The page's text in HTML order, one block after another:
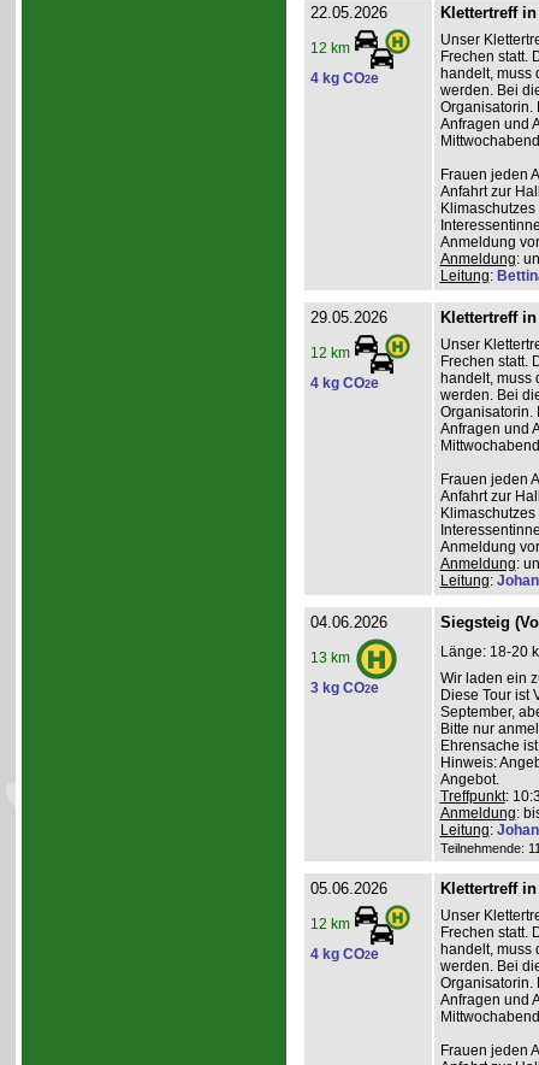
22.05.2026
12 km
4 kg CO2e
Klettertreff
Unser
Frechen statt.
handelt, muss
werden. Bei
Organisatorin.
Anfragen und
Frauen jeden
Anfahrt zur
Anmeldung
Anmeldung:
Leitung:
29.05.2026
12 km
4 kg CO2e
Klettertreff
Unser
Frechen statt.
handelt, muss
werden. Bei
Organisatorin.
Anfragen und
Frauen jeden
Anfahrt zur
Anmeldung
Anmeldung:
Leitung:
04.06.2026
13 km
3 kg CO2e
Siegsteig
Länge: 18-20
Wir laden ein
Diese Tour ist
September,
Bitte nur
Ehrensache
Hinweis:
Angebot.
Treffpunkt:
Anmeldung:
Leitung:
Teilnehmende:
05.06.2026
12 km
4 kg CO2e
Klettertreff
Unser
Frechen statt.
handelt, muss
werden. Bei
Organisatorin.
Anfragen und
Frauen jeden